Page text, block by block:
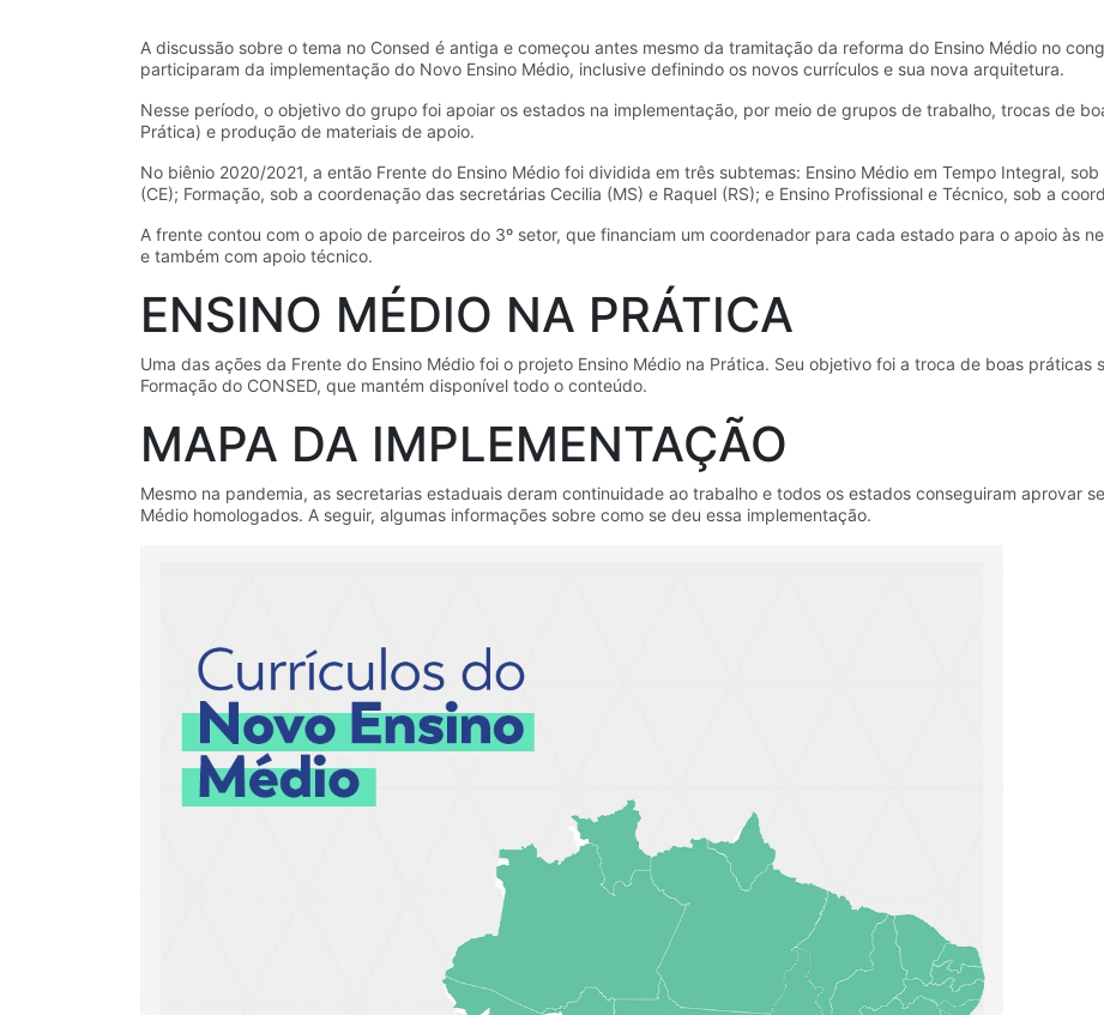
A discussão sobre o tema no Consed é antiga e começou antes mesmo da tramitação da reforma do Ensino Médio no
participaram da implementação do Novo Ensino Médio, inclusive definindo os novos currículos e sua nova arquitetura.
Nesse período, o objetivo do grupo foi apoiar os estados na implementação, por meio de grupos de trabalho, trocas de
Prática) e produção de materiais de apoio.
No biênio 2020/2021, a então Frente do Ensino Médio foi dividida em três subtemas: Ensino Médio em Tempo Integral,
(CE); Formação, sob a coordenação das secretárias Cecilia (MS) e Raquel (RS); e Ensino Profissional e Técnico, sob a
A frente contou com o apoio de parceiros do 3º setor, que financiam um coordenador para cada estado para o apoio às
e também com apoio técnico.
ENSINO MÉDIO NA PRÁTICA
Uma das ações da Frente do Ensino Médio foi o projeto Ensino Médio na Prática. Seu objetivo foi a troca de boas
Formação do CONSED, que mantém disponível todo o conteúdo.
MAPA DA IMPLEMENTAÇÃO
Mesmo na pandemia, as secretarias estaduais deram continuidade ao trabalho e todos os estados conseguiram aprovar
Médio homologados. A seguir, algumas informações sobre como se deu essa implementação.